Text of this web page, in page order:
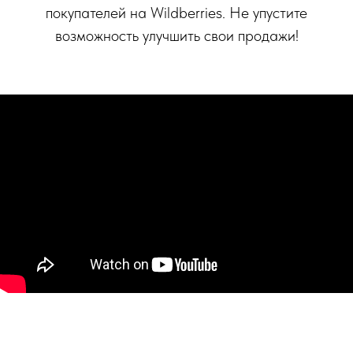
покупателей на Wildberries. Не упустите
возможность улучшить свои продажи!